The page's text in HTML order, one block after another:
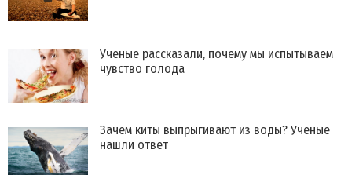
Ученые рассказали, почему мы испытываем
чувство голода
Зачем киты выпрыгивают из воды? Ученые
нашли ответ